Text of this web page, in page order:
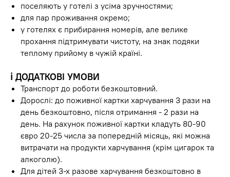
поселяють у готелі з усіма зручностями;
для пар проживання окремо;
у готелях є прибирання номерів, але велике
прохання підтримувати чистоту, на знак подяки
теплому прийому в чужій країні.
ℹ️ ДОДАТКОВІ УМОВИ
Транспорт до роботи безкоштовний.
Дорослі: до поживної картки харчування 3 рази на
день безкоштовно, після отримання - 2 рази на
день. На рахунок поживної картки кладуть 80-90
євро 20-25 числа за попередній місяць, які можна
витрачати на продукти харчування (крім цигарок та
алкоголю).
Для дітей 3-х разове харчування безкоштовно в